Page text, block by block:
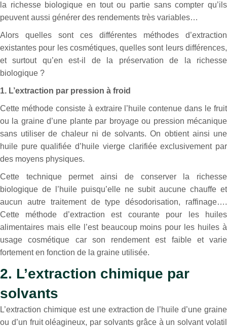
la richesse biologique en tout ou partie sans compter qu’ils
peuvent aussi générer des rendements très variables…
Alors quelles sont ces différentes méthodes d’extraction
existantes pour les cosmétiques, quelles sont leurs différences,
et surtout qu’en est-il de la préservation de la richesse
biologique ?
1. L’extraction par pression à froid
Cette méthode consiste à extraire l’huile contenue dans le fruit
ou la graine d’une plante par broyage ou pression mécanique
sans utiliser de chaleur ni de solvants. On obtient ainsi une
huile pure qualifiée d’huile vierge clarifiée exclusivement par
des moyens physiques.
Cette technique permet ainsi de conserver la richesse
biologique de l’huile puisqu’elle ne subit aucune chauffe et
aucun autre traitement de type désodorisation, raffinage….
Cette méthode d’extraction est courante pour les huiles
alimentaires mais elle l’est beaucoup moins pour les huiles à
usage cosmétique car son rendement est faible et varie
fortement en fonction de la graine utilisée.
2. L’extraction chimique par
solvants
L’extraction chimique est une extraction de l’huile d’une graine
ou d’un fruit oléagineux, par solvants grâce à un solvant volatil